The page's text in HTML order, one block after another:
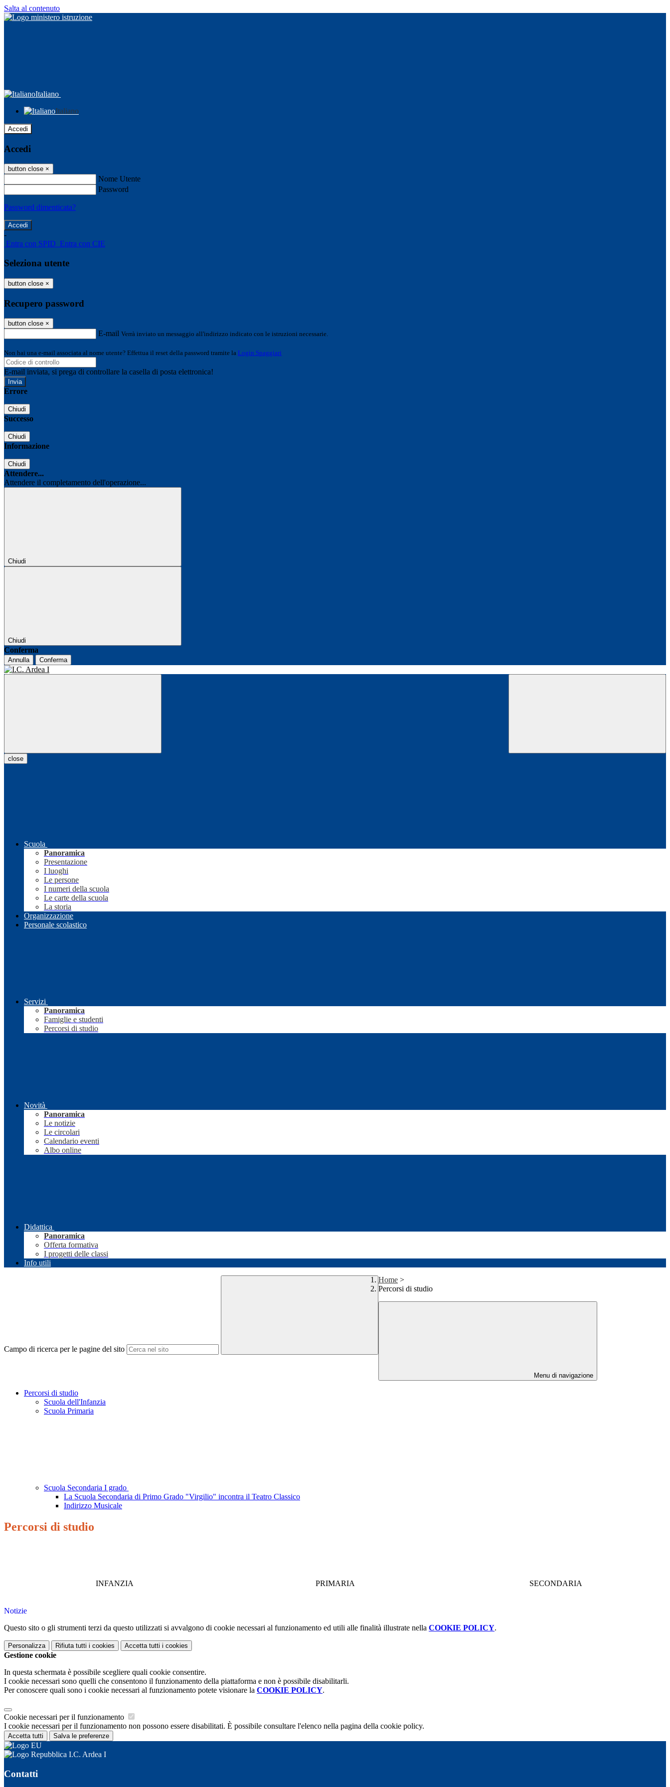
Salta al contenuto
Italiano
Italiano
Accedi
Accedi
button close ×
Nome Utente
Password
Password dimenticata?
-
Entra con SPID Entra con CIE
Seleziona utente
button close ×
Recupero password
button close ×
E-mail Verrà inviato un messaggio all'indirizzo indicato con le istruzioni necessarie.
Non hai una e-mail associata al nome utente? Effettua il reset della password tramite la Login Spaggiari
E-mail inviata, si prega di controllare la casella di posta elettronica!
Errore
Chiudi
Successo
Chiudi
Informazione
Chiudi
Attendere...
Attendere il completamento dell'operazione...
Chiudi
Chiudi
Conferma
Annulla Conferma
close
Scuola
Panoramica
Presentazione
I luoghi
Le persone
I numeri della scuola
Le carte della scuola
La storia
Organizzazione
Personale scolastico
Servizi
Panoramica
Famiglie e studenti
Percorsi di studio
Novità
Panoramica
Le notizie
Le circolari
Calendario eventi
Albo online
Didattica
Panoramica
Offerta formativa
I progetti delle classi
Info utili
Campo di ricerca per le pagine del sito
Home >
Percorsi di studio
Menu di navigazione
Percorsi di studio
Scuola dell'Infanzia
Scuola Primaria
Scuola Secondaria I grado
La Scuola Secondaria di Primo Grado "Virgilio" incontra il Teatro Classico
Indirizzo Musicale
Percorsi di studio
INFANZIA PRIMARIA SECONDARIA
Notizie
Questo sito o gli strumenti terzi da questo utilizzati si avvalgono di cookie necessari al funzionamento ed utili alle finalità illustrate nella COOKIE POLICY.
Personalizza Rifiuta tutti i cookies Accetta tutti i cookies
Gestione cookie
In questa schermata è possibile scegliere quali cookie consentire.
I cookie necessari sono quelli che consentono il funzionamento della piattaforma e non è possibile disabilitarli.
Per conoscere quali sono i cookie necessari al funzionamento potete visionare la COOKIE POLICY.
Cookie necessari per il funzionamento
I cookie necessari per il funzionamento non possono essere disabilitati. È possibile consultare l'elenco nella pagina della cookie policy.
Accetta tutti Salva le preferenze
I.C. Ardea I
Contatti